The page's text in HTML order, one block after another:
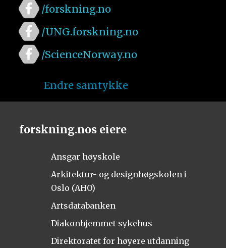
/forskning.no
/UNG.forskning.no
/ScienceNorway.no
Endre samtykke
forskning.nos eiere
Ansgar høyskole
Arkitektur- og designhøgskolen i
Oslo (AHO)
Artsdatabanken
Diakonhjemmet sykehus
Direktoratet for høyere utdanning